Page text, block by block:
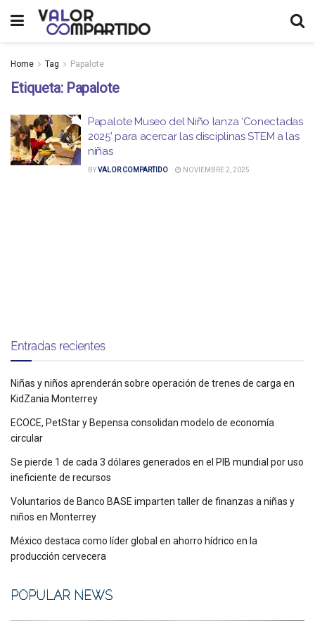
Home Tag Papalote
Etiqueta: Papalote
Papalote Museo del Niño lanza ‘Conectadas
2025’ para acercar las disciplinas STEM a las
niñas
BYVALOR COMPARTIDO NOVIEMBRE 2, 2025
Entradas recientes
Niñas y niños aprenderán sobre operación de trenes de carga en
KidZania Monterrey
ECOCE, PetStar y Bepensa consolidan modelo de economía
circular
Se pierde 1 de cada 3 dólares generados en el PIB mundial por uso
ineficiente de recursos
Voluntarios de Banco BASE imparten taller de finanzas a niñas y
niños en Monterrey
México destaca como líder global en ahorro hídrico en la
producción cervecera
POPULAR NEWS